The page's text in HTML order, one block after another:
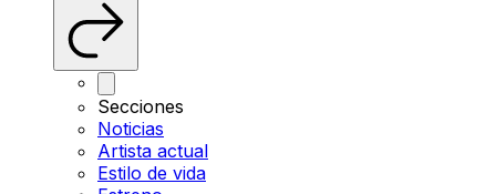
Secciones
Noticias
Artista actual
Estilo de vida